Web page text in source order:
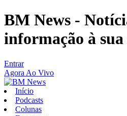
BM News -
informação à sua
Entrar
Agora Ao Vivo
Início
Podcasts
Colunas